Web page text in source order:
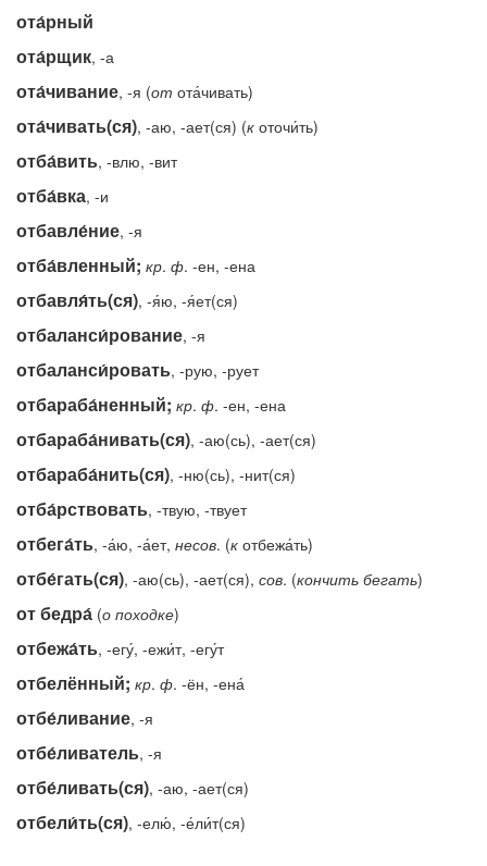
ота́рный
ота́рщик, -а
ота́чивание, -я (от ота́чивать)
ота́чивать(ся), -аю, -ает(ся) (к оточи́ть)
отба́вить, -влю, -вит
отба́вка, -и
отбавле́ние, -я
отба́вленный; кр. ф. -ен, -ена
отбавля́ть(ся), -я́ю, -я́ет(ся)
отбаланси́рование, -я
отбаланси́ровать, -рую, -рует
отбараба́ненный; кр. ф. -ен, -ена
отбараба́нивать(ся), -аю(сь), -ает(ся)
отбараба́нить(ся), -ню(сь), -нит(ся)
отба́рствовать, -твую, -твует
отбега́ть, -а́ю, -а́ет, несов. (к отбежа́ть)
отбе́гать(ся), -аю(сь), -ает(ся), сов. (кончить бегать)
от бедра́ (о походке)
отбежа́ть, -егу́, -ежи́т, -егу́т
отбелённый; кр. ф. -ён, -ена́
отбе́ливание, -я
отбе́ливатель, -я
отбе́ливать(ся), -аю, -ает(ся)
отбели́ть(ся), -елю́, -е́ли́т(ся)